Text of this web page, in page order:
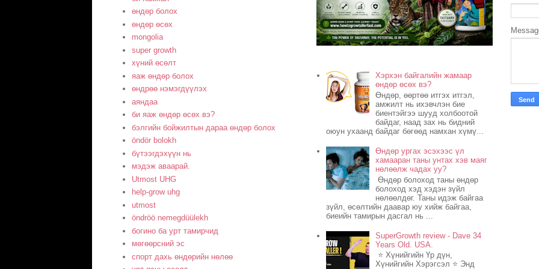
өндөр болох
өндөр өсөх
mongolia
super growth
хүний ​​өсөлт
яаж өндөр болох
өндрөө нэмэгдүүлэх
аяндаа
би яаж өндөр өсөх вэ?
бэлгийн бойжилтын дараа өндөр болох
öndör bolokh
бүтээгдэхүүн нь
мэдэж аваарай.
Utmost UHG
help-grow uhg
utmost
öndröö nemegdüülekh
богино ба урт тамирчид
мөгөөрсний эс
спорт дахь өндөрийн нөлөө
Хэрхэн байгалийн жамаар
өндөр өсөх вэ?
Өндөр, өөртөө итгэх итгэл,
амжилт нь ихэвчлэн бие
биентэйгээ шууд холбоотой
байдаг, наад зах нь бидний
оюун ухаанд байдаг бөгөөд намхан хүмү...
Өндөр ургах эсэхээс үл
хамааран таны унтах хэв маяг
нөлөөлж чадах уу?
Өндөр болоход таны өндөр
болоход хэд хэдэн зүйл
нөлөөлдөг. Таны идэж байгаа
зүйл, өсөлтийн даавар юу хийж байгаа,
биеийн тамирын дасгал нь ...
SuperGrowth review - Dave 34
Years Old. USA.
⭐ Хүнийгийн Үр дүн,
Хүнийгийн Хэрэгсэл ⭐ Энд